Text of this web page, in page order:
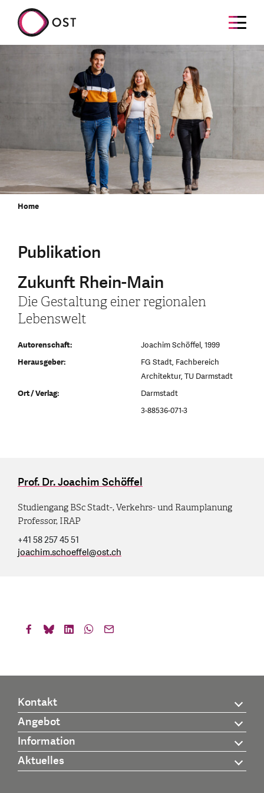
Home
Publikation
Zukunft Rhein-Main
Die Gestaltung einer regionalen
Lebenswelt
Autorenschaft:
Joachim Schöffel, 1999
Herausgeber:
FG Stadt, Fachbereich
Architektur, TU Darmstadt
Ort / Verlag:
Darmstadt
3-88536-071-3
Prof. Dr. Joachim Schöffel
Studiengang BSc Stadt-, Verkehrs- und Raumplanung
Professor, IRAP
+41 58 257 45 51
joachim.schoeffel@ost.ch
Kontakt
Angebot
Information
Aktuelles